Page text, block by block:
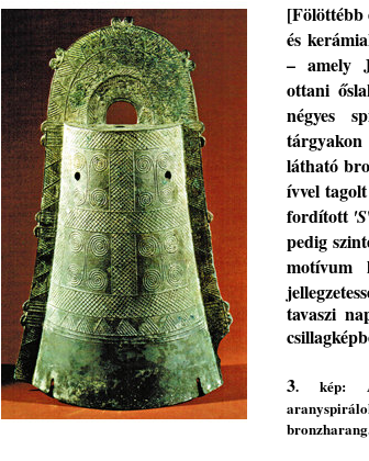
[Fölöttébb
és
– amely
ottani
négyes
tárgyakon
látható
ívvel
fordított 'S
pedig
motívum
tavaszi
3. kép:
bronzharang